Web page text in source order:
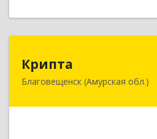
Крипта
Благовещенск (Амурская обл.)
675000, Амурская